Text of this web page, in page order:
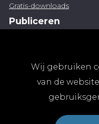
Wij gebruiken
van de
Gratis-downloads
Publiceren
Abonnementen
Algemene